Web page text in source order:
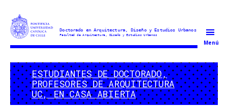
Doctorado
Arquitectura
y
Estudios
Urbanos
Menú
ESTUDIANTES DE DOCTORADO,
PROFESORES DE ARQUITECTURA
UC, EN CASA ABIERTA